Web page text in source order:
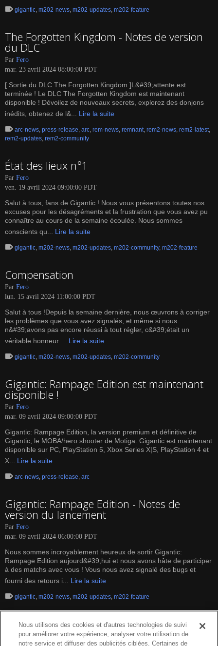
gigantic, m202-news, m202-updates, m202-feature
The Forgotten Kingdom - Notes de version
du DLC
Par Fero
mar. 23 avril 2024 08:00:00 PDT
[ Sortie du DLC The Forgotten Kingdom ]L&#39;attente est
terminée ! Le DLC The Forgotten Kingdom est maintenant
disponible ! Dévoilez de nouveaux secrets, explorez des donjons
inédits, obtenez de l&... Lire la suite
arc-news, press-release, arc, rem-news, remnant, rem2-news, rem2-latest,
rem2-updates, rem2-community
État des lieux n°1
Par Fero
ven. 19 avril 2024 09:00:00 PDT
Salut à tous, fans de Gigantic ! Nous vous présentons toutes nos
excuses pour les désagréments et la frustration que vous avez pu
connaître au cours de la semaine écoulée. Nous sommes
conscients qu... Lire la suite
gigantic, m202-news, m202-updates, m202-community, m202-feature
Compensation
Par Fero
lun. 15 avril 2024 11:00:00 PDT
Salut à tous !Depuis la semaine dernière, nous œuvrons à corriger
les problèmes que vous avez signalés, et même si nous
n&#39;avons pas encore réussi à tout régler, c&#39;était un
véritable honneur ... Lire la suite
gigantic, m202-news, m202-updates, m202-community
Gigantic: Rampage Edition est maintenant
disponible !
Par Fero
mar. 09 avril 2024 09:00:00 PDT
Gigantic: Rampage Edition, la version premium et définitive de
Gigantic, le MOBA/hero shooter de Motiga. Gigantic est maintenant
disponible sur PC, PlayStation 5, Xbox Series X|S, PlayStation 4 et
X... Lire la suite
arc-news, press-release, arc
Gigantic: Rampage Edition - Notes de
version du lancement
Par Fero
mar. 09 avril 2024 06:00:00 PDT
Nous sommes incroyablement heureux de sortir Gigantic:
Rampage Edition aujourd&#39;hui et nous avons hâte de participer
à des matchs avec vous ! Vous nous avez signalé des bugs et
fourni des retours i... Lire la suite
gigantic, m202-news, m202-updates, m202-feature
Nous utilisons des cookies et d'autres technologies de suivi
pour améliorer votre expérience, analyser votre utilisation de
notre service et diffuser des publicités ciblées. Certaines de